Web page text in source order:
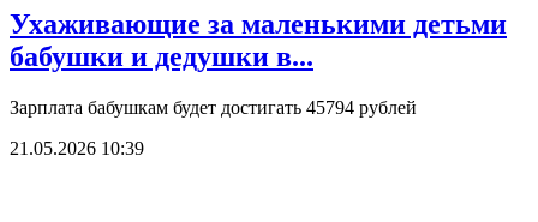
Ухаживающие за маленькими детьми
бабушки и дедушки в...
Зарплата бабушкам будет достигать 45794 рублей
21.05.2026 10:39